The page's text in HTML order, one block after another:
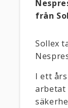
från
Sollex
I ett
arbetat